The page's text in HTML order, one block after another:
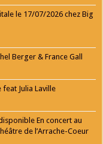
le 17/07/2026 chez Big
Berger & France Gall
Julia Laville
En concert au
de l’Arrache-Coeur